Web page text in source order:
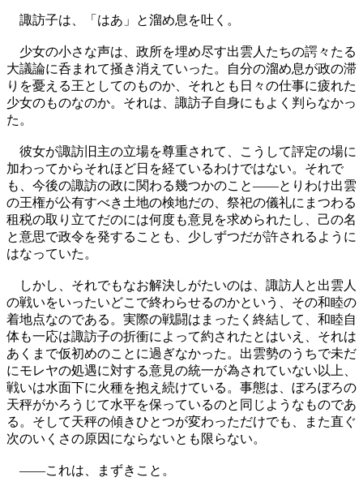
諏訪子は、「はあ」と溜め息を吐く。
少女の小さな声は、政所を埋め尽す出雲人たちの諤々たる
大議論に呑まれて掻き消えていった。自分の溜め息が政の滞
りを憂える王としてのものか、それとも日々の仕事に疲れた
少女のものなのか。それは、諏訪子自身にもよく判らなかっ
た。
彼女が諏訪旧主の立場を尊重されて、こうして評定の場に
加わってからそれほど日を経ているわけではない。それで
も、今後の諏訪の政に関わる幾つかのこと――とりわけ出雲
の王権が公有すべき土地の検地だの、祭祀の儀礼にまつわる
租税の取り立てだのには何度も意見を求められたし、己の名
と意思で政令を発することも、少しずつだが許されるように
はなっていた。
しかし、それでもなお解決しがたいのは、諏訪人と出雲人
の戦いをいったいどこで終わらせるのかという、その和睦の
着地点なのである。実際の戦闘はまったく終結して、和睦自
体も一応は諏訪子の折衝によって約されたとはいえ、それは
あくまで仮初めのことに過ぎなかった。出雲勢のうちで未だ
にモレヤの処遇に対する意見の統一が為されていない以上、
戦いは水面下に火種を抱え続けている。事態は、ぼろぼろの
天秤がかろうじて水平を保っているのと同じようなものであ
る。そして天秤の傾きひとつが変わっただけでも、また直ぐ
次のいくさの原因にならないとも限らない。
――これは、まずきこと。